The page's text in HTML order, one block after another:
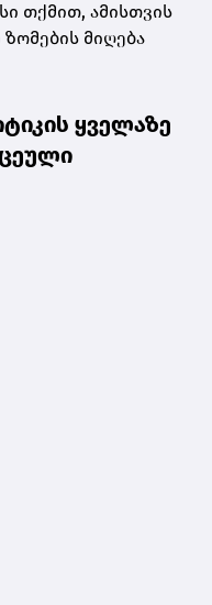
თქმით, ამისთვის
მიღება
ყველაზე